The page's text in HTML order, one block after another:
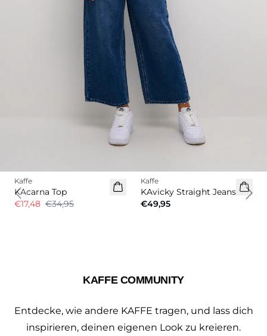
Kaffe
KAcarna Top
€17,48 €34,95
Kaffe
KAvicky Straight Jeans
€49,95
Previous slide
KAFFE COMMUNITY
Entdecke, wie andere KAFFE tragen, und lass dich
inspirieren, deinen eigenen Look zu kreieren.